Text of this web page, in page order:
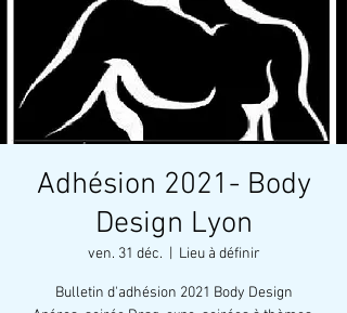
Adhésion 2021- Body
Design Lyon
ven. 31 déc. Lieu à définir
Bulletin d'adhésion 2021 Body Design